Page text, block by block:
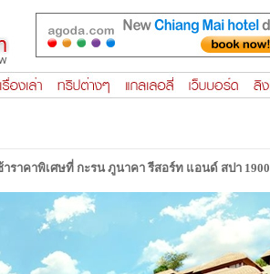
ราคาพิเศษที่ กะรน ภูนาคา รีสอร์ท แอนด์ สปา 1900